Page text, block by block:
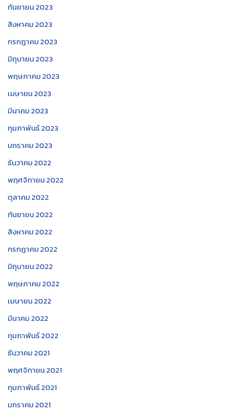
กันยายน 2023
สิงหาคม 2023
กรกฎาคม 2023
มิถุนายน 2023
พฤษภาคม 2023
เมษายน 2023
มีนาคม 2023
กุมภาพันธ์ 2023
มกราคม 2023
ธันวาคม 2022
พฤศจิกายน 2022
ตุลาคม 2022
กันยายน 2022
สิงหาคม 2022
กรกฎาคม 2022
มิถุนายน 2022
พฤษภาคม 2022
เมษายน 2022
มีนาคม 2022
กุมภาพันธ์ 2022
ธันวาคม 2021
พฤศจิกายน 2021
กุมภาพันธ์ 2021
มกราคม 2021